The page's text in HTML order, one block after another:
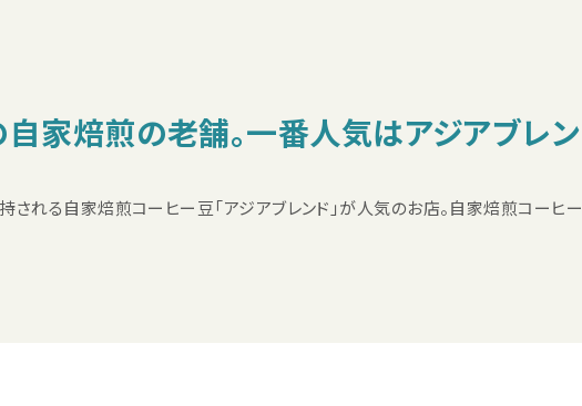
自家焙煎の老舗。一番人気はアジアブレ
される自家焙煎コーヒー豆「アジアブレンド」が人気のお店。自家焙煎コーヒ